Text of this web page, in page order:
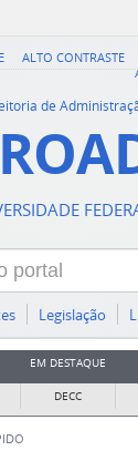
ALTO CONTRASTE
de
Legislação
EM DESTAQUE
DECC